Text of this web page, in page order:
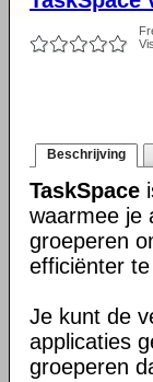
Beschrijving
TaskSpace
waarmee je
groeperen
efficiënter
Je kunt de
applicaties
groeperen